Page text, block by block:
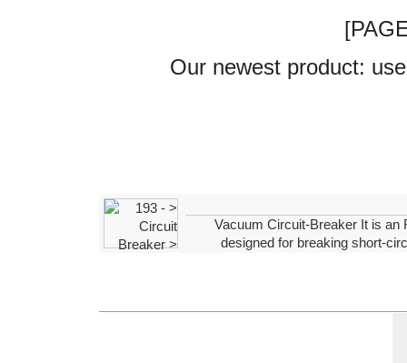
Our newest product:
Vacuum Circuit-Breaker It is an
designed for breaking short-